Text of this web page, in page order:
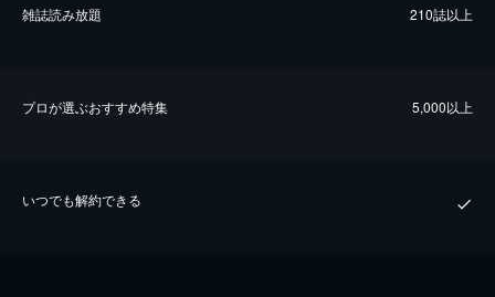
雑誌読み放題 210誌以上
プロが選ぶおすすめ特集 5,000以上
いつでも解約できる